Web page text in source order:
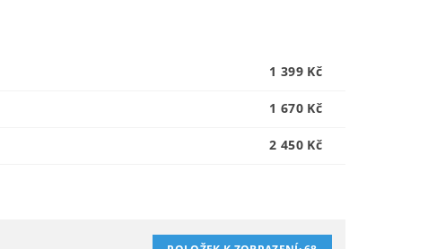
1 399 Kč
1 670 Kč
2 450 Kč